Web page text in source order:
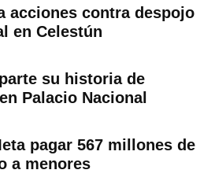
acciones contra despojo
en Celestún
su historia de
Palacio Nacional
pagar 567 millones de
a menores